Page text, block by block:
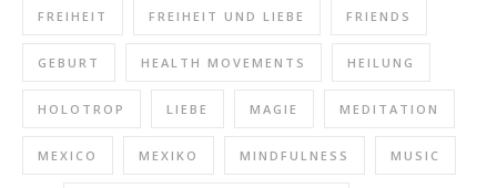
FREIHEIT FREIHEIT UND LIEBE FRIENDS
GEBURT HEALTH MOVEMENTS HEILUNG
HOLOTROP LIEBE MAGIE MEDITATION
MEXICO MEXIKO MINDFULNESS MUSIC